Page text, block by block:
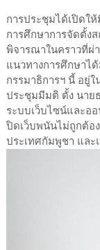
การประชุมได้เปิดใ
การศึกษาการจัดตั้ง
พิจารณาในคราวที่ผ่
แนวทางการศึกษาไ
กรรมาธิการฯ นี้ อยู่
ประชุมมีมติ ตั้ง นาย
ระบบเว็บไซน์และอ
ปิดเว็บพนันไม่ถูกต้อ
ประเทศกัมพูชา แล